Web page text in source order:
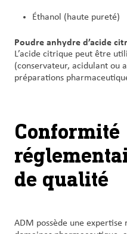
Éthanol (haute pureté)
Poudre anhydre d’acide
L’acide citrique peut être
(conservateur, acidulant ou
préparations
Conformité
de qualité
ADM possède une